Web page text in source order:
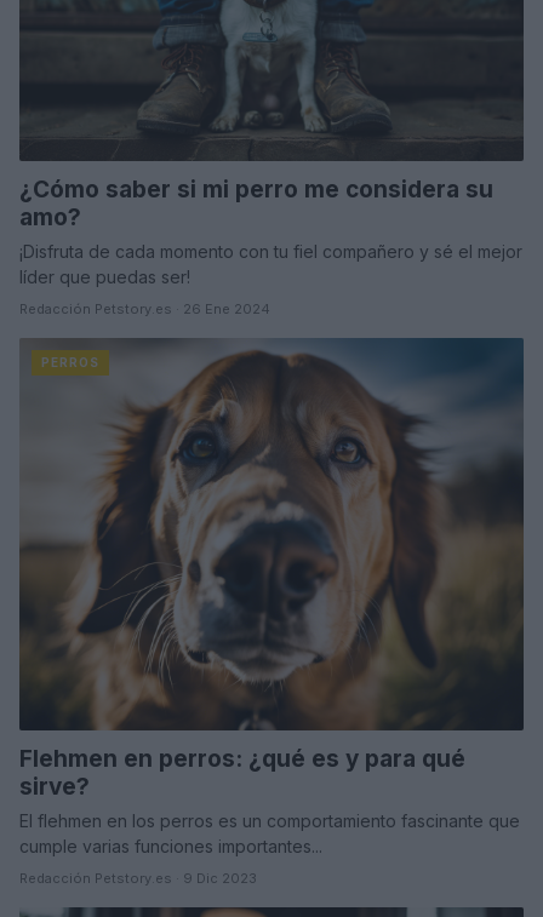
¿Cómo saber si mi perro me considera su
amo?
¡Disfruta de cada momento con tu fiel compañero y sé el mejor
líder que puedas ser!
Redacción Petstory.es · 26 Ene 2024
PERROS
Flehmen en perros: ¿qué es y para qué
sirve?
El flehmen en los perros es un comportamiento fascinante que
cumple varias funciones importantes...
Redacción Petstory.es · 9 Dic 2023